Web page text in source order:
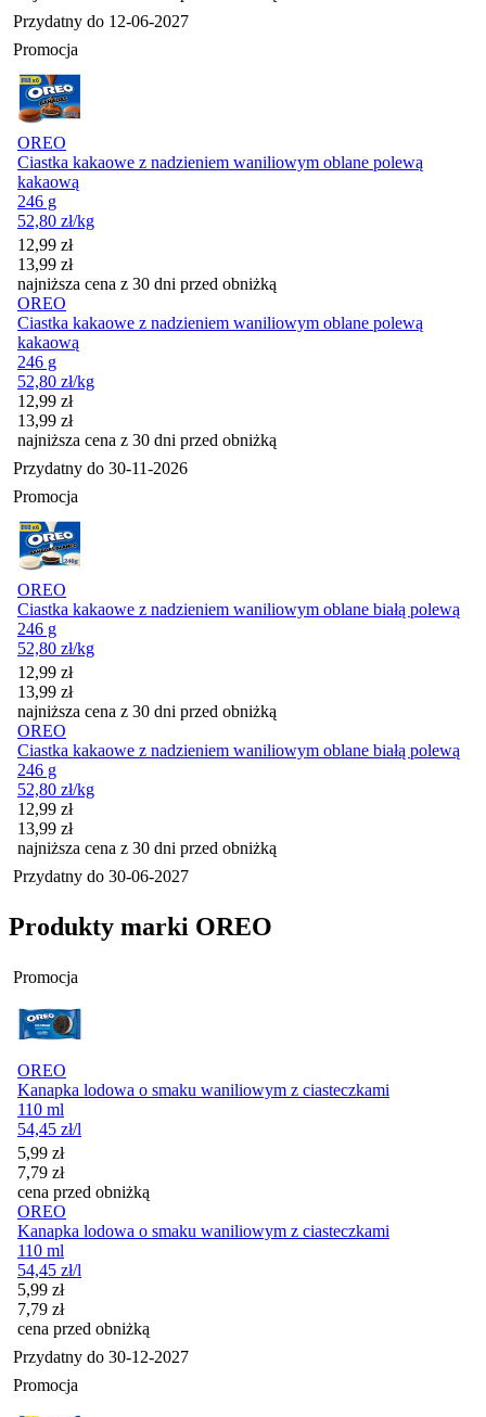
Przydatny do 12-06-2027
Promocja
OREO
Ciastka kakaowe z nadzieniem waniliowym oblane polewą
kakaową
246 g
52,80 zł/kg
Cena promocyjna
12,99 zł
13,99 zł
najniższa cena z 30 dni przed obniżką
OREO
Ciastka kakaowe z nadzieniem waniliowym oblane polewą
kakaową
246 g
52,80 zł/kg
Cena promocyjna
12,99 zł
13,99 zł
najniższa cena z 30 dni przed obniżką
Przydatny do 30-11-2026
Promocja
OREO
Ciastka kakaowe z nadzieniem waniliowym oblane białą polewą
246 g
52,80 zł/kg
Cena promocyjna
12,99 zł
13,99 zł
najniższa cena z 30 dni przed obniżką
OREO
Ciastka kakaowe z nadzieniem waniliowym oblane białą polewą
246 g
52,80 zł/kg
Cena promocyjna
12,99 zł
13,99 zł
najniższa cena z 30 dni przed obniżką
Przydatny do 30-06-2027
Produkty marki OREO
Promocja
OREO
Kanapka lodowa o smaku waniliowym z ciasteczkami
110 ml
54,45 zł/l
Cena promocyjna
5,99 zł
7,79 zł
cena przed obniżką
OREO
Kanapka lodowa o smaku waniliowym z ciasteczkami
110 ml
54,45 zł/l
Cena promocyjna
5,99 zł
7,79 zł
cena przed obniżką
Przydatny do 30-12-2027
Promocja